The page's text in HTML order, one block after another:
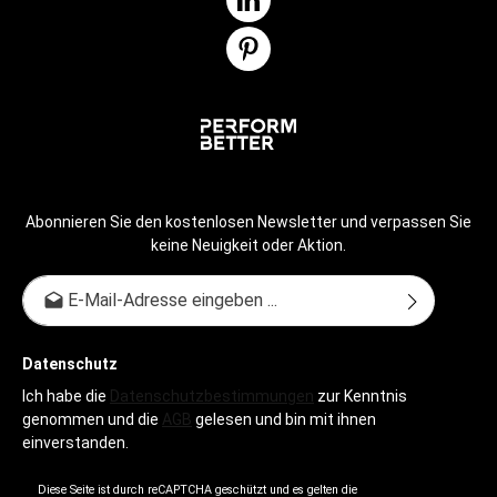
Abonnieren Sie den kostenlosen Newsletter und verpassen Sie
keine Neuigkeit oder Aktion.
Datenschutz
Ich habe die Datenschutzbestimmungen zur Kenntnis
genommen und die AGB gelesen und bin mit ihnen
einverstanden.
Diese Seite ist durch reCAPTCHA geschützt und es gelten die